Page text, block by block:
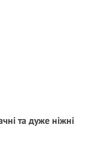
та дуже ніжні